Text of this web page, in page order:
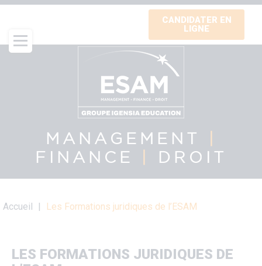
Aller
contenu
principal
CANDIDATER EN
LIGNE
MANAGEMENT
FINANCE
DROIT
Fil
Accueil Les Formations juridiques de l’ESAM
LES FORMATIONS JURIDIQUES DE